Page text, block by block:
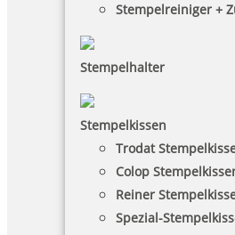
Stempelreiniger +
Stempelhalter
Stempelkissen
Trodat
Colop
Reiner
Spezial-
HINWEISE
Versandinformationen
Zahlungsbedingungen